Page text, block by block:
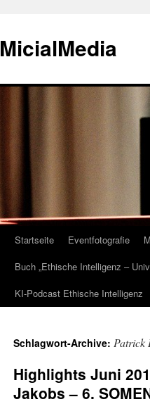
MicialMedia
Zum
Inhalt
springen
Startseite Eventfotografie
Buch „Ethische Intelligenz –
KI-Podcast Ethische Intelligenz
Schlagwort-Archive: Patrick
Highlights Juni
Jakobs – 6.